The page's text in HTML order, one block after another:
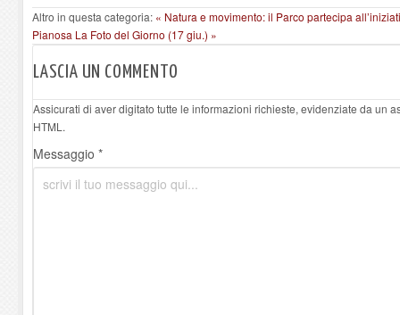
Altro in questa categoria: « Natura e movimento: il Parco partecipa
Pianosa La Foto del Giorno (17 giu.) »
LASCIA UN COMMENTO
Assicurati di aver digitato tutte le informazioni richieste, evidenziate da un
HTML.
Messaggio *